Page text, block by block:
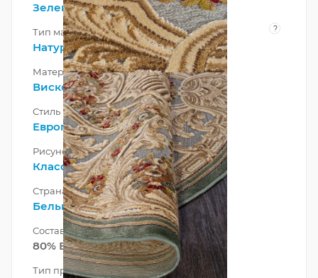
Зеленый
Тип материала ?
Натуральный
Материал
Вискоза
Стиль
Европейский
Рисунок
Классический
Страна
Бельгия
Состав ворса
80% Вискоза 20% Шенилл
Тип производства